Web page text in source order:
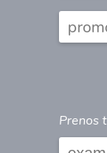
Prenos